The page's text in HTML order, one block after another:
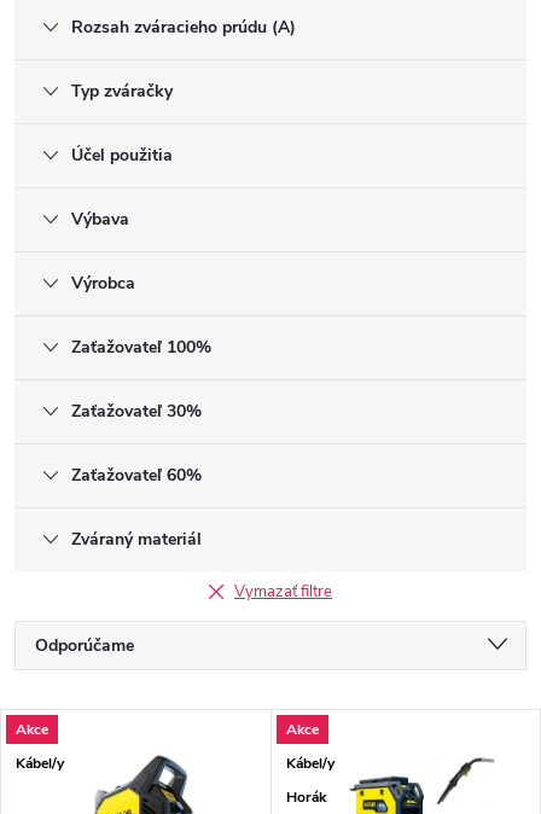
Rozsah zváracieho prúdu (A)
Typ zváračky
Účel použitia
Výbava
Výrobca
Zaťažovateľ 100%
Zaťažovateľ 30%
Zaťažovateľ 60%
Zváraný materiál
Vymazať filtre
Radenie produktov
Odporúčame
Najdrahšie
Najpredávanejšie
Výpis produktov
Akce
Kábel/y
Akce
Kábel/y
Horák